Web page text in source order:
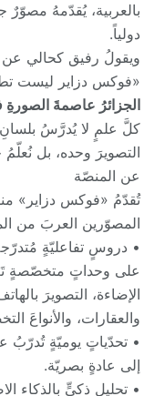
بالعربية، يُقدّمهُ
دولياً.
ويقولُ رفيق كحالي
«فوكس دزاير ليست
الجزائرُ عاصمةَ الصورةِ
كلَّ علمٍ لا يُدرَّسُ بلسانِ
التصويرَ وحده، بل
عن المنصّة
تُقدّمُ «فوكس دزاير»
المصوّرين العربَ من
• دروسٍ تفاعليّةٍ
على وحداتٍ متخصّصةٍ
الإضاءة، التصويرَ
والعقارات، والأنواعَ
• تحدّياتٍ يوميّةٍ تُدرّبُ
إلى عادةٍ بصريّة.
• تحليلٍ ذكيٍّ بالذكاء